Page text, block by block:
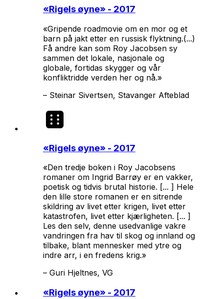
«Rigels øyne» - 2017
«Gripende roadmovie om en mor og et
barn på jakt etter en russisk flyktning.(...)
Få andre kan som Roy Jacobsen sy
sammen det lokale, nasjonale og
globale, fortidas skygger og vår
konfliktridde verden her og nå.»
– Steinar Sivertsen, Stavanger Afteblad
«Rigels øyne» - 2017
«Den tredje boken i Roy Jacobsens
romaner om Ingrid Barrøy er en vakker,
poetisk og tidvis brutal historie. [... ] Hele
den lille store romanen er en sitrende
skildring av livet etter krigen, livet etter
katastrofen, livet etter kjærligheten. [... ]
Les den selv, denne usedvanlige vakre
vandringen fra hav til skog og innland og
tilbake, blant mennesker med ytre og
indre arr, i en fredens krig.»
– Guri Hjeltnes, VG
«Rigels øyne» - 2017